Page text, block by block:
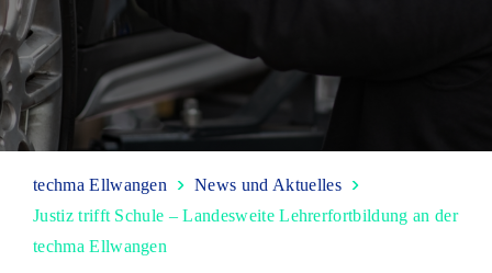
techma Ellwangen
News und Aktuelles
Justiz trifft Schule – Landesweite Lehrerfortbildung an der
techma Ellwangen